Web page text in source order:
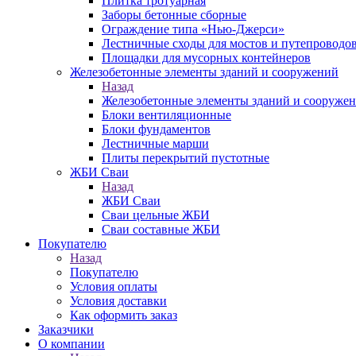
Заборы бетонные сборные
Ограждение типа «Нью-Джерси»
Лестничные сходы для мостов и путепроводов
Площадки для мусорных контейнеров
Железобетонные элементы зданий и сооружений
Назад
Железобетонные элементы зданий и
Блоки вентиляционные
Блоки фундаментов
Лестничные марши
Плиты перекрытий пустотные
ЖБИ Сваи
Назад
ЖБИ Сваи
Сваи цельные ЖБИ
Сваи составные ЖБИ
Покупателю
Назад
Покупателю
Условия оплаты
Условия доставки
Как оформить заказ
Заказчики
О компании